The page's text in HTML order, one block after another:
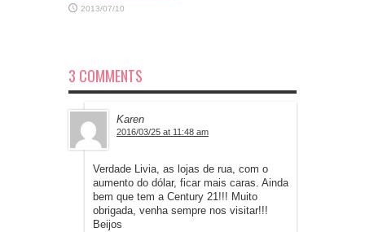
2013/07/10
3 COMMENTS
Karen
2016/03/25 at 11:48 am
Verdade Livia, as lojas de rua, com o
aumento do dólar, ficar mais caras. Ainda
bem que tem a Century 21!!! Muito
obrigada, venha sempre nos visitar!!!
Beijos